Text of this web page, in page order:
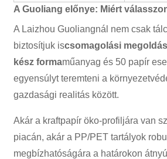
A Guoliang előnye: Miért
A Laizhou Guoliangnál nem csak
biztosítjuk iscsomagolási
kész formaműanyag és 50 papír
egyensúlyt teremteni a
gazdasági realitás között.
Akár a kraftpapír öko-profiljára van
piacán, akár a PP/PET tartályok
megbízhatóságára a határokon